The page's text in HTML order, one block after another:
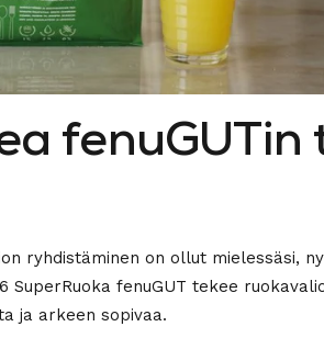
fenuGUTin
ryhdistäminen on ollut mielessäsi,
SuperRuoka fenuGUT tekee
ja arkeen sopivaa.